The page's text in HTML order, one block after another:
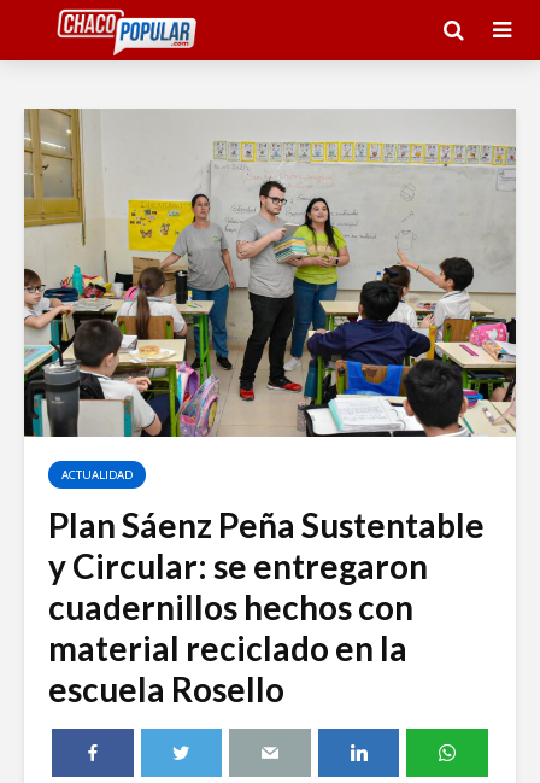
ACTUALIDAD
Plan Sáenz Peña Sustentable
y Circular: se entregaron
cuadernillos hechos con
material reciclado en la
escuela Rosello